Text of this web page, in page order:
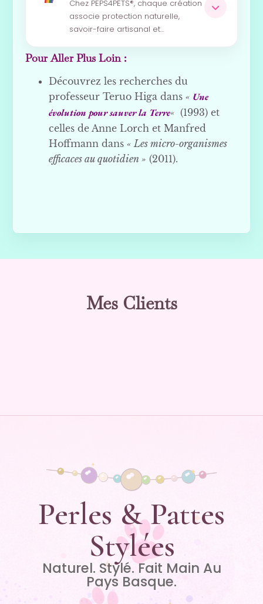
Chez PEPS4PETS®, chaque création
associe protection naturelle,
savoir-faire artisanal et…
Pour Aller Plus Loin :
Découvrez les recherches du
professeur Teruo Higa dans« Une
évolution pour sauver la Terre« (1993) et
celles de Anne Lorch et Manfred
Hoffmann dans« Les micro-organismes
efficaces au quotidien » (2011).
Mes Clients
Perles & Pattes
Stylées
Naturel. Stylé. Fait Main Au
Pays Basque.